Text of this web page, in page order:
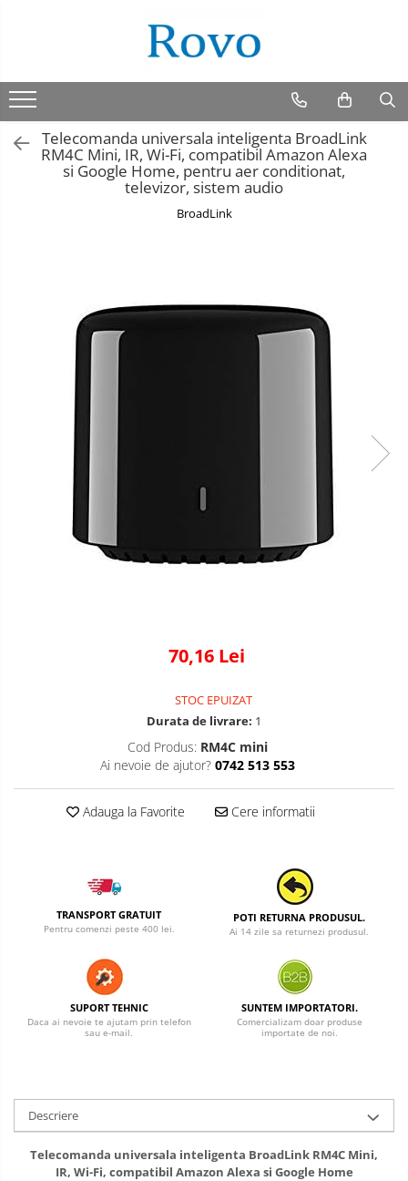
Telecomanda universala inteligenta BroadLink
RM4C Mini, IR, Wi-Fi, compatibil Amazon Alexa
si Google Home, pentru aer conditionat,
televizor, sistem audio
BroadLink
70,16 Lei
STOC EPUIZAT
Durata de livrare: 1
Cod Produs: RM4C mini
Ai nevoie de ajutor? 0742 513 553
Adauga la Favorite Cere informatii
TRANSPORT GRATUIT
Pentru comenzi peste 400 lei.
POTI RETURNA PRODUSUL.
Ai 14 zile sa returnezi produsul.
SUPORT TEHNIC
Daca ai nevoie te ajutam prin telefon
sau e-mail.
SUNTEM IMPORTATORI.
Comercializam doar produse
importate de noi.
Descriere
Telecomanda universala inteligenta BroadLink RM4C Mini,
IR, Wi-Fi, compatibil Amazon Alexa si Google Home